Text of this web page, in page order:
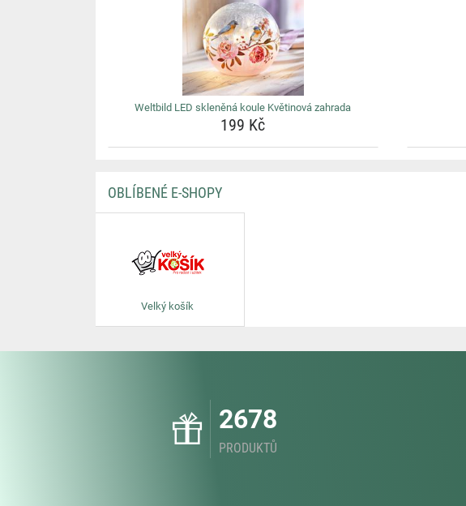
Weltbild LED skleněná koule Květinová zahrada
199 Kč
OBLÍBENÉ E-SHOPY
Velký košík
2678
PRODUKTŮ